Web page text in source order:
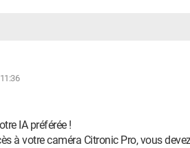
IA préférée !
à votre caméra Citronic Pro, vous